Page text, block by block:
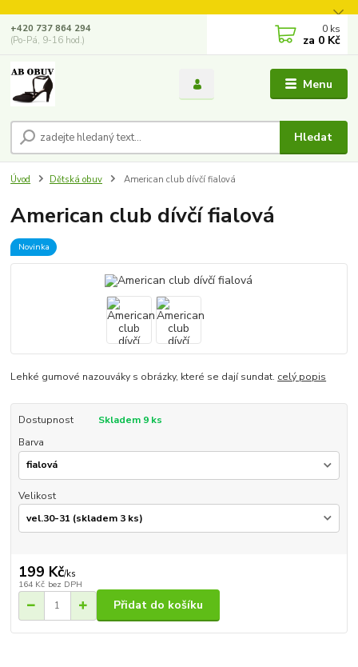
Menu
Hledat
+420 737 864 294
(Po-Pá, 9-16 hod.)
0 ks
za 0 Kč
Úvod Dětská obuv American club dívčí fialová
American club dívčí fialová
Novinka
Lehké gumové nazouváky s obrázky, které se dají sundat. celý popis
Dostupnost
Skladem 9 ks
Barva
Velikost
199 Kč/ks
164 Kč bez DPH
Přidat do košíku